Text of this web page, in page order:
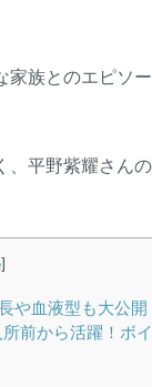
族とのエピソ
平野紫耀さん
]
や血液型も大公開
前から活躍！ボ